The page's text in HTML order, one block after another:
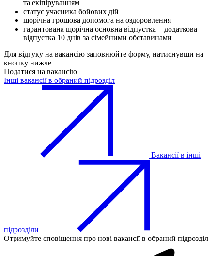
та екіпіруванням
статус учасника бойових дій
щорічна грошова допомога на оздоровлення
гарантована щорічна основна відпустка + додаткова
відпустка 10 днів за сімейними обставинами
Для відгуку на вакансію заповнюйте форму, натиснувши на
кнопку нижче
Податися на вакансію
Інші вакансії в обраний підрозділ
Вакансії в інші
підрозділи
Отримуйте сповіщення про нові вакансії в обраний підрозділ